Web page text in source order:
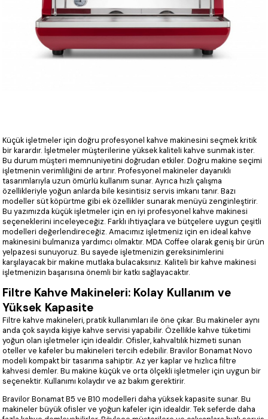
Küçük işletmeler için doğru profesyonel kahve makinesini seçmek kritik
bir karardır. İşletmeler müşterilerine yüksek kaliteli kahve sunmak ister.
Bu durum müşteri memnuniyetini doğrudan etkiler. Doğru makine seçimi
işletmenin verimliliğini de artırır. Profesyonel makineler dayanıklı
tasarımlarıyla uzun ömürlü kullanım sunar. Ayrıca hızlı çalışma
özellikleriyle yoğun anlarda bile kesintisiz servis imkanı tanır. Bazı
modeller süt köpürtme gibi ek özellikler sunarak menüyü zenginleştirir.
Bu yazımızda küçük işletmeler için en iyi profesyonel kahve makinesi
seçeneklerini inceleyeceğiz. Farklı ihtiyaçlara ve bütçelere uygun çeşitli
modelleri değerlendireceğiz. Amacımız işletmeniz için en ideal kahve
makinesini bulmanıza yardımcı olmaktır. MDA Coffee olarak geniş bir ürün
yelpazesi sunuyoruz. Bu sayede işletmenizin gereksinimlerini
karşılayacak bir makine mutlaka bulacaksınız. Kaliteli bir kahve makinesi
işletmenizin başarısına önemli bir katkı sağlayacaktır.
Filtre Kahve Makineleri: Kolay Kullanım ve
Yüksek Kapasite
Filtre kahve makineleri, pratik kullanımları ile öne çıkar. Bu makineler aynı
anda çok sayıda kişiye kahve servisi yapabilir. Özellikle kahve tüketimi
yoğun olan işletmeler için idealdir. Ofisler, kahvaltılık hizmeti sunan
oteller ve kafeler bu makineleri tercih edebilir. Bravilor Bonamat Novo
modeli kompakt bir tasarıma sahiptir. Az yer kaplar ve hızlıca filtre
kahvesi demler. Bu makine küçük ve orta ölçekli işletmeler için uygun bir
seçenektir. Kullanımı kolaydır ve az bakım gerektirir.
Bravilor Bonamat B5 ve B10 modelleri daha yüksek kapasite sunar. Bu
makineler büyük ofisler ve yoğun kafeler için idealdir. Tek seferde daha